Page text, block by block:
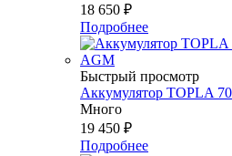
18 650 ₽
Подробнее
Быстрый просмотр
Аккумулятор TOPLA
Много
19 450 ₽
Подробнее